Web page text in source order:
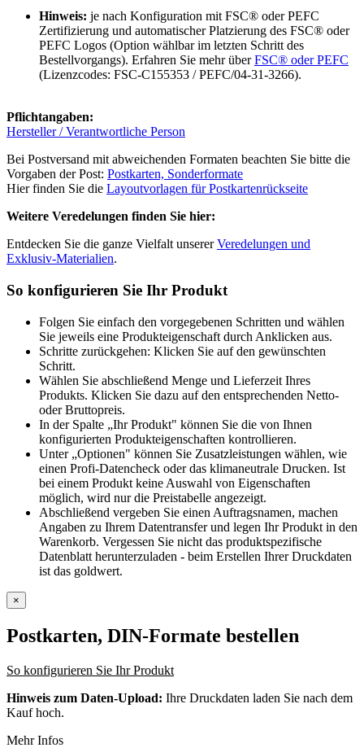
Hinweis: je nach Konfiguration mit FSC® oder PEFC
Zertifizierung und automatischer Platzierung des FSC® oder
PEFC Logos (Option wählbar im letzten Schritt des
Bestellvorgangs). Erfahren Sie mehr überFSC® oder PEFC
(Lizenzcodes: FSC-C155353 / PEFC/04-31-3266).
Pflichtangaben:
Hersteller / Verantwortliche Person
Bei Postversand mit abweichenden Formaten beachten Sie bitte die
Vorgaben der Post: Postkarten, Sonderformate
Hier finden Sie die Layoutvorlagen für Postkartenrückseite
Weitere Veredelungen finden Sie hier:
Entdecken Sie die ganze Vielfalt unsererVeredelungen und
Exklusiv-Materialien.
So konfigurieren Sie Ihr Produkt
Folgen Sie einfach den vorgegebenen Schritten und wählen
Sie jeweils eine Produkteigenschaft durch Anklicken aus.
Schritte zurückgehen: Klicken Sie auf den gewünschten
Schritt.
Wählen Sie abschließend Menge und Lieferzeit Ihres
Produkts. Klicken Sie dazu auf den entsprechenden Netto-
oder Bruttopreis.
In der Spalte „Ihr Produkt" können Sie die von Ihnen
konfigurierten Produkteigenschaften kontrollieren.
Unter „Optionen" können Sie Zusatzleistungen wählen, wie
einen Profi-Datencheck oder das klimaneutrale Drucken. Ist
bei einem Produkt keine Auswahl von Eigenschaften
möglich, wird nur die Preistabelle angezeigt.
Abschließend vergeben Sie einen Auftragsnamen, machen
Angaben zu Ihrem Datentransfer und legen Ihr Produkt in den
Warenkorb. Vergessen Sie nicht das produktspezifische
Datenblatt herunterzuladen - beim Erstellen Ihrer Druckdaten
ist das goldwert.
×
Postkarten, DIN-Formate bestellen
So konfigurieren Sie Ihr Produkt
Hinweis zum Daten-Upload: Ihre Druckdaten laden Sie nach dem
Kauf hoch.
Mehr Infos